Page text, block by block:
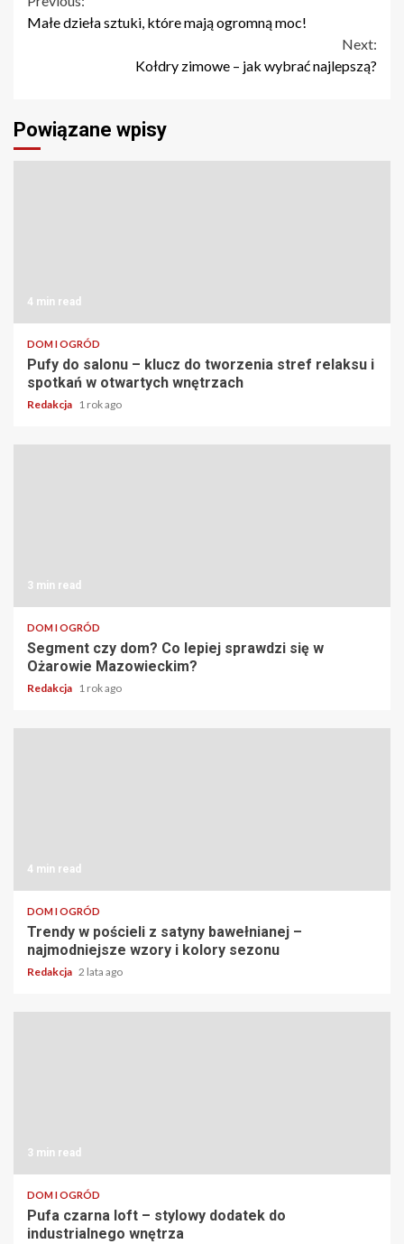
Continue
Małe dzieła sztuki, które mają ogromną moc!
Next:
Kołdry zimowe – jak wybrać najlepszą?
Powiązane wpisy
4 min read
DOM I OGRÓD
Pufy do salonu – klucz do tworzenia stref relaksu i
spotkań w otwartych wnętrzach
Redakcja 1 rok ago
3 min read
DOM I OGRÓD
Segment czy dom? Co lepiej sprawdzi się w
Ożarowie Mazowieckim?
Redakcja 1 rok ago
4 min read
DOM I OGRÓD
Trendy w pościeli z satyny bawełnianej –
najmodniejsze wzory i kolory sezonu
Redakcja 2 lata ago
3 min read
DOM I OGRÓD
Pufa czarna loft – stylowy dodatek do
industrialnego wnętrza